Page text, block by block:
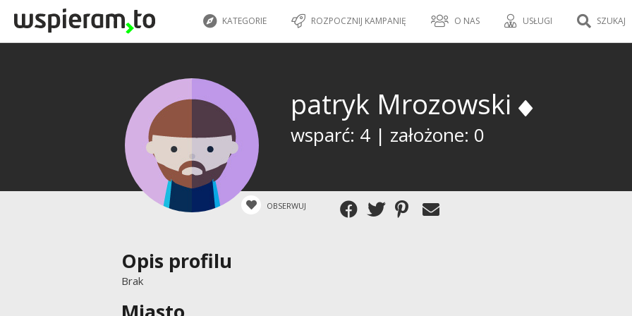
KATEGORIE ROZPOCZNIJ KAMPANIĘ O NAS USŁUGI SZUKAJ
patryk Mrozowski
wsparć: 4 | założone: 0
OBSERWUJ
Opis profilu
Brak